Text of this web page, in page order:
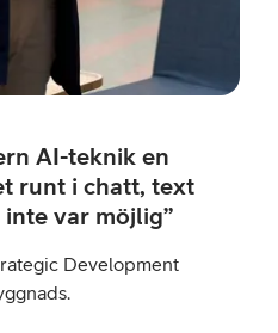
AI-teknik en
runt i chatt, text
var möjlig”
Development